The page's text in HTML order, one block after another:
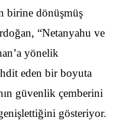
birine dönüşmüş
“Netanyahu ve
yönelik
eden bir boyuta
güvenlik çemberini
gösteriyor.